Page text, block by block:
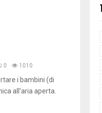
0 1010
i bambini (di
all’aria aperta.